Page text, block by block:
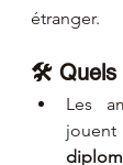
étranger.
🛠️ Quels
Les